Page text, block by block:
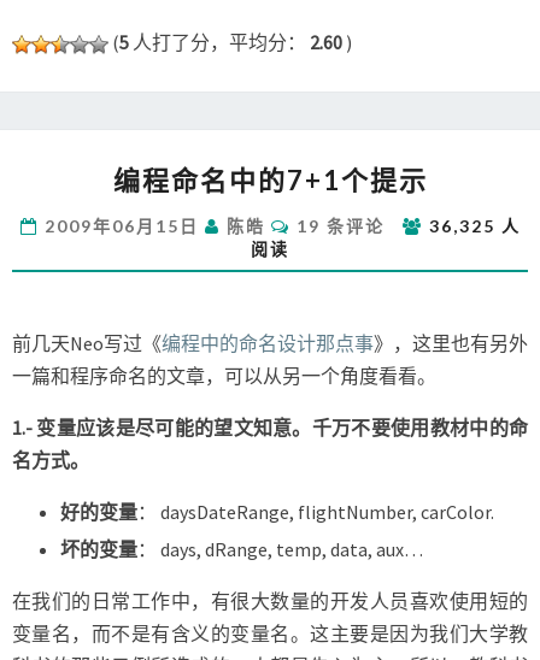
(5 人打了分，平均分： 2.60 )
程
名
中
个
提
示
编程命名中的7+1个提示
2009年06月15日 陈皓
评
论
19 条评论
36,325 人
阅读
前几天Neo写过《编程中的命名设计那点事》，这里也有另外
一篇和程序命名的文章，可以从另一个角度看看。
1.- 变量应该是尽可能的望文知意。千万不要使用教材中的命
名方式。
好的变量：
daysDateRange, flightNumber, carColor.
坏的变量： days, dRange, temp, data, aux…
在我们的日常工作中，有很大数量的开发人员喜欢使用短的
变量名，而不是有含义的变量名。这主要是因为我们大学教